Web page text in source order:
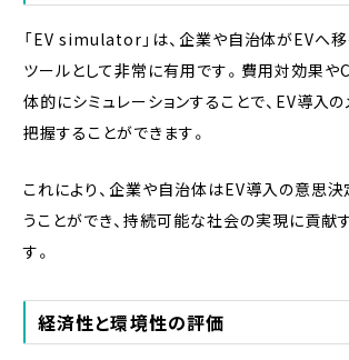
「EV simulator」は、企業や自治体がEVへ
ツールとして非常に有用です。費用対効果や
体的にシミュレーションすることで、EV導入の
把握することができます。
これにより、企業や自治体はEV導入の意思
うことができ、持続可能な社会の実現に貢献
す。
経済性と環境性の評価